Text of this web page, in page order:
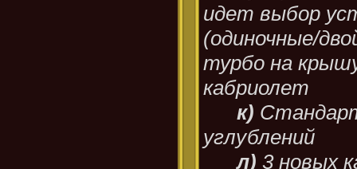
идет выбор
(одиночные/
турбо на
кабриолет
к)
углублений
л) 3 новых